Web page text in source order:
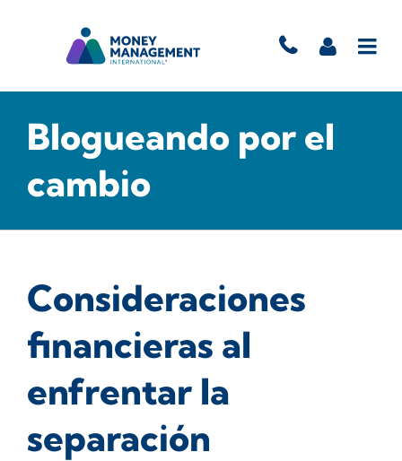
Blogueando por el
cambio
Consideraciones
financieras al
enfrentar la
separación